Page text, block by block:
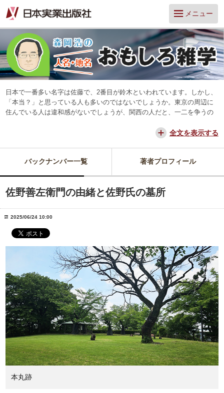
メニュー
日本で一番多い名字は佐藤で、2番目が鈴木といわれています。しかし、
「本当？」と思っている人も多いのではないでしょうか。東京の周辺に
住んでいる人は違和感がないでしょうが、関西の人だと、一二を争うの
交通が便利になって、東京からだと、離島や山中を除いてほとんどの所
思っています。
全文を表示する
バックナンバー一覧 著者プロフィール
佐野善左衛門の由緒と佐野氏の墓所
2025/06/24 10:00
本丸跡